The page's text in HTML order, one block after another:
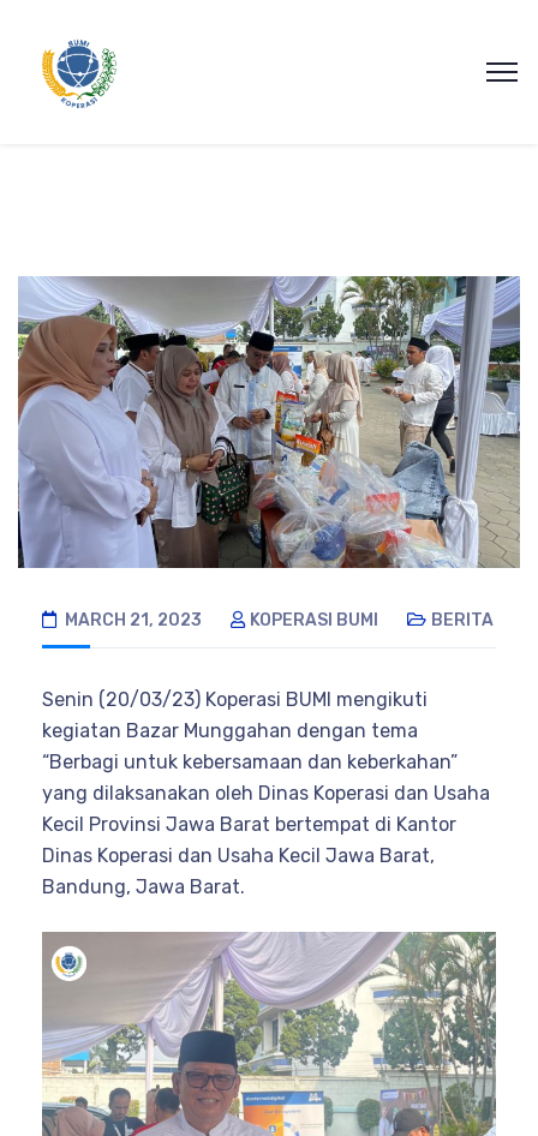
MARCH 21, 2023 KOPERASI BUMI BERITA
Senin (20/03/23) Koperasi BUMI mengikuti
kegiatan Bazar Munggahan dengan tema
“Berbagi untuk kebersamaan dan keberkahan”
yang dilaksanakan oleh Dinas Koperasi dan Usaha
Kecil Provinsi Jawa Barat bertempat di Kantor
Dinas Koperasi dan Usaha Kecil Jawa Barat,
Bandung, Jawa Barat.